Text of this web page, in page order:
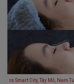
- S1.02 Vinhomes Smart City,